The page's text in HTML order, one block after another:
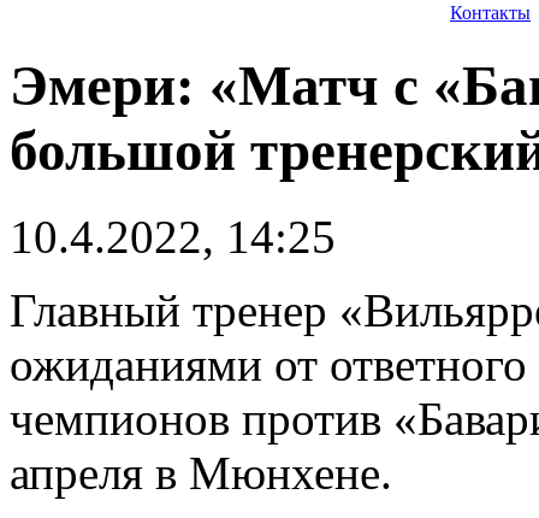
Контакты
Эмери: «Матч с
большой
10.4.2022, 14:25
Главный тренер
ожиданиями от
чемпионов против
апреля в Мюнхене.